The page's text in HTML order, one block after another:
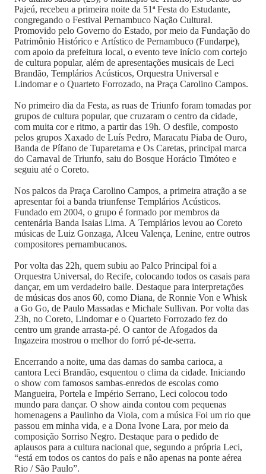
Pajeú, recebeu a primeira noite da 51ª Festa do Estudante,
congregando o Festival Pernambuco Nação Cultural.
Promovido pelo Governo do Estado, por meio da Fundação do
Patrimônio Histórico e Artístico de Pernambuco (Fundarpe),
com apoio da prefeitura local, o evento teve início com cortejo
de cultura popular, além de apresentações musicais de Leci
Brandão, Templários Acústicos, Orquestra Universal e
Lindomar e o Quarteto Forrozado, na Praça Carolino Campos.
No primeiro dia da Festa, as ruas de Triunfo foram tomadas por
grupos de cultura popular, que cruzaram o centro da cidade,
com muita cor e ritmo, a partir das 19h. O desfile, composto
pelos grupos Xaxado de Luís Pedro, Maracatu Piaba de Ouro,
Banda de Pífano de Tuparetama e Os Caretas, principal marca
do Carnaval de Triunfo, saiu do Bosque Horácio Timóteo e
seguiu até o Coreto.
Nos palcos da Praça Carolino Campos, a primeira atração a se
apresentar foi a banda triunfense Templários Acústicos.
Fundado em 2004, o grupo é formado por membros da
centenária Banda Isaias Lima. A Templários levou ao Coreto
músicas de Luiz Gonzaga, Alceu Valença, Lenine, entre outros
compositores pernambucanos.
Por volta das 22h, quem subiu ao Palco Principal foi a
Orquestra Universal, do Recife, colocando todos os casais para
dançar, em um verdadeiro baile. Destaque para interpretações
de músicas dos anos 60, como Diana, de Ronnie Von e Whisk
a Go Go, de Paulo Massadas e Michale Sullivan. Por volta das
23h, no Coreto, Lindomar e o Quarteto Forrozado fez do
centro um grande arrasta-pé. O cantor de Afogados da
Ingazeira mostrou o melhor do forró pé-de-serra.
Encerrando a noite, uma das damas do samba carioca, a
cantora Leci Brandão, esquentou o clima da cidade. Iniciando
o show com famosos sambas-enredos de escolas como
Mangueira, Portela e Império Serrano, Leci colocou todo
mundo para dançar. O show ainda contou com pequenas
homenagens a Paulinho da Viola, com a música Foi um rio que
passou em minha vida, e a Dona Ivone Lara, por meio da
composição Sorriso Negro. Destaque para o pedido de
aplausos para a cultura nacional que, segundo a própria Leci,
“está em todos os cantos do país e não apenas na ponte aérea
Rio / São Paulo”.